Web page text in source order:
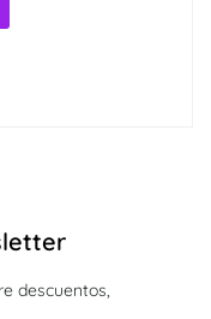
descuentos,